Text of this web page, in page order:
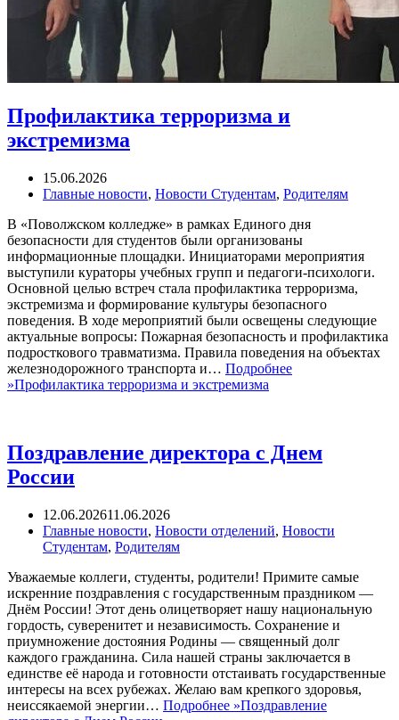
Профилактика терроризма и
экстремизма
15.06.2026
Главные новости, Новости Студентам, Родителям
В «Поволжском колледже» в рамках Единого дня
безопасности для студентов были организованы
информационные площадки. Инициаторами мероприятия
выступили кураторы учебных групп и педагоги-психологи.
Основной целью встреч стала профилактика терроризма,
экстремизма и формирование культуры безопасного
поведения. В ходе мероприятий были освещены следующие
актуальные вопросы: Пожарная безопасность и профилактика
подросткового травматизма. Правила поведения на объектах
железнодорожного транспорта и… Подробнее
»Профилактика терроризма и экстремизма
Поздравление директора с Днем
России
12.06.202611.06.2026
Главные новости, Новости отделений, Новости
Студентам, Родителям
Уважаемые коллеги, студенты, родители! Примите самые
искренние поздравления с государственным праздником —
Днём России! Этот день олицетворяет нашу национальную
гордость, суверенитет и независимость. Сохранение и
приумножение достояния Родины — священный долг
каждого гражданина. Сила нашей страны заключается в
единстве её народа и готовности отстаивать государственные
интересы на всех рубежах. Желаю вам крепкого здоровья,
неиссякаемой энергии… Подробнее »Поздравление